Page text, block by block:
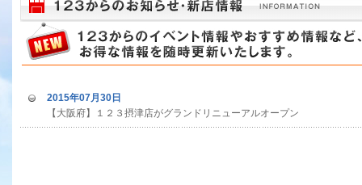
2015年07月30日
【大阪府】１２３摂津店がグランドリニューアルオープン